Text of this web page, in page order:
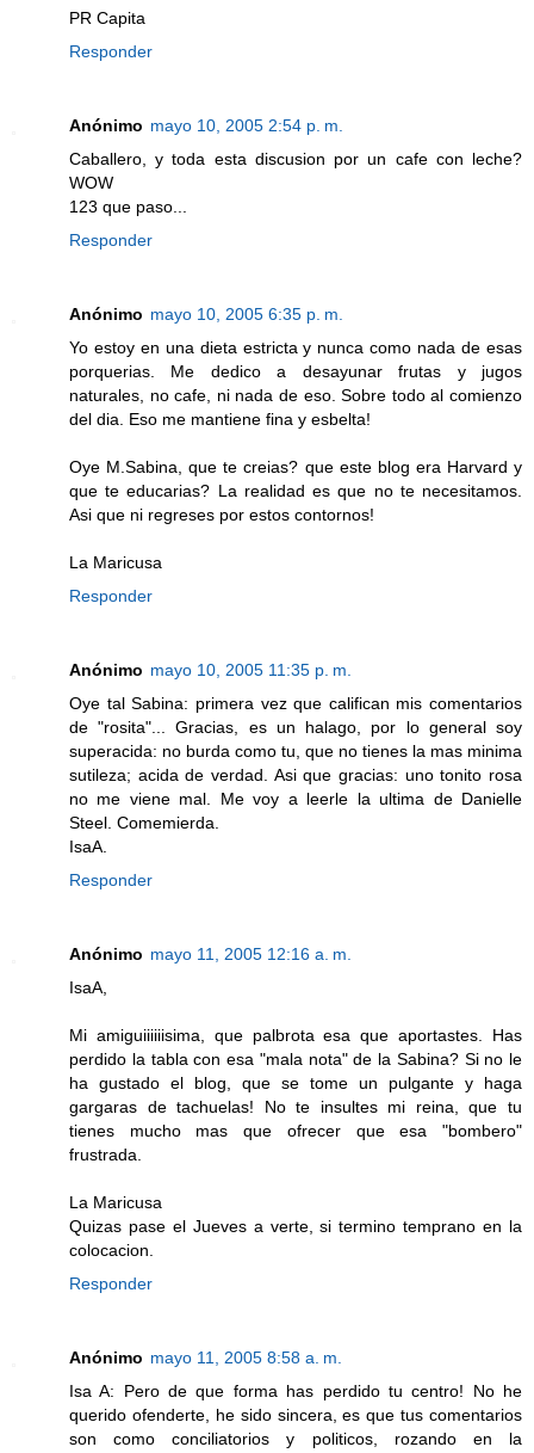
PR Capita
Responder
Anónimo mayo 10, 2005 2:54 p. m.
Caballero, y toda esta discusion por un cafe con leche?
WOW
123 que paso...
Responder
Anónimo mayo 10, 2005 6:35 p. m.
Yo estoy en una dieta estricta y nunca como nada de esas
porquerias. Me dedico a desayunar frutas y jugos
naturales, no cafe, ni nada de eso. Sobre todo al comienzo
del dia. Eso me mantiene fina y esbelta!
Oye M.Sabina, que te creias? que este blog era Harvard y
que te educarias? La realidad es que no te necesitamos.
Asi que ni regreses por estos contornos!
La Maricusa
Responder
Anónimo mayo 10, 2005 11:35 p. m.
Oye tal Sabina: primera vez que califican mis comentarios
de "rosita"... Gracias, es un halago, por lo general soy
superacida: no burda como tu, que no tienes la mas minima
sutileza; acida de verdad. Asi que gracias: uno tonito rosa
no me viene mal. Me voy a leerle la ultima de Danielle
Steel. Comemierda.
IsaA.
Responder
Anónimo mayo 11, 2005 12:16 a. m.
IsaA,
Mi amiguiiiiiisima, que palbrota esa que aportastes. Has
perdido la tabla con esa "mala nota" de la Sabina? Si no le
ha gustado el blog, que se tome un pulgante y haga
gargaras de tachuelas! No te insultes mi reina, que tu
tienes mucho mas que ofrecer que esa "bombero"
frustrada.
La Maricusa
Quizas pase el Jueves a verte, si termino temprano en la
colocacion.
Responder
Anónimo mayo 11, 2005 8:58 a. m.
Isa A: Pero de que forma has perdido tu centro! No he
querido ofenderte, he sido sincera, es que tus comentarios
son como conciliatorios y politicos, rozando en la